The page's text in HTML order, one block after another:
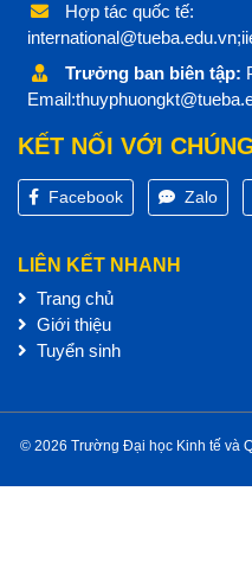
Hợp tác quốc tế:
Trưởng ban biên tập:
KẾT NỐI VỚI
Facebook Zalo
LIÊN KẾT NHANH
Trang chủ
Giới thiệu
Tuyển sinh
© 2026 Trường Đại học Kinh tế và